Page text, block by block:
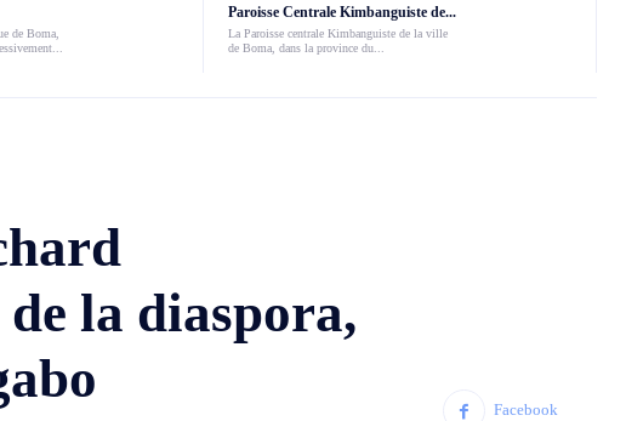
de Boma,
Paroisse Centrale Kimbanguiste de...
La Paroisse centrale Kimbanguiste de la ville
de Boma, dans la province du...
la diaspora,
Facebook